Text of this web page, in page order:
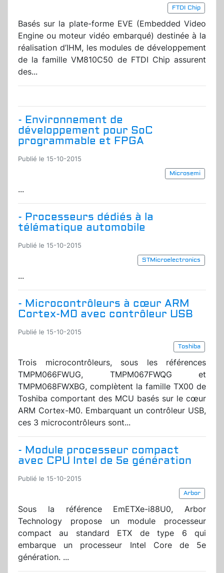
FTDI Chip
Basés sur la plate-forme EVE (Embedded Video
Engine ou moteur vidéo embarqué) destinée à la
réalisation d’IHM, les modules de développement
de la famille VM810C50 de FTDI Chip assurent
des...
- Environnement de
développement pour SoC
programmable et FPGA
Publié le 15-10-2015
Microsemi
...
- Processeurs dédiés à la
télématique automobile
Publié le 15-10-2015
STMicroelectronics
...
- Microcontrôleurs à cœur ARM
Cortex-M0 avec contrôleur USB
Publié le 15-10-2015
Toshiba
Trois microcontrôleurs, sous les références
TMPM066FWUG, TMPM067FWQG et
TMPM068FWXBG, complètent la famille TX00 de
Toshiba comportant des MCU basés sur le cœur
ARM Cortex-M0. Embarquant un contrôleur USB,
ces 3 microcontrôleurs sont...
- Module processeur compact
avec CPU Intel de 5e génération
Publié le 15-10-2015
Arbor
Sous la référence EmETXe-i88U0, Arbor
Technology propose un module processeur
compact au standard ETX de type 6 qui
embarque un processeur Intel Core de 5e
génération. ...